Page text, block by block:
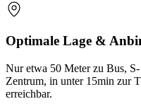
Optimale Lage &
Nur etwa 50 Meter zu Bus,
Zentrum, in unter 15min zur
erreichbar.